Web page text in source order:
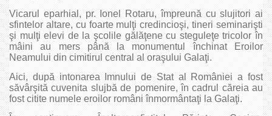
Vicarul eparhial, pr. Ionel Rotaru, împreună cu slujitori ai
sfintelor altare, cu foarte mulţi credincioşi, tineri seminarişti
şi mulţi elevi de la şcolile gălăţene cu steguleţe tricolor în
mâini au mers până la monumentul închinat Eroilor
Neamului din cimitirul central al oraşului Galaţi.
Aici, după intonarea Imnului de Stat al României a fost
săvârşită cuvenita slujbă de pomenire, în cadrul căreia au
fost citite numele eroilor români înmormântaţi la Galaţi.